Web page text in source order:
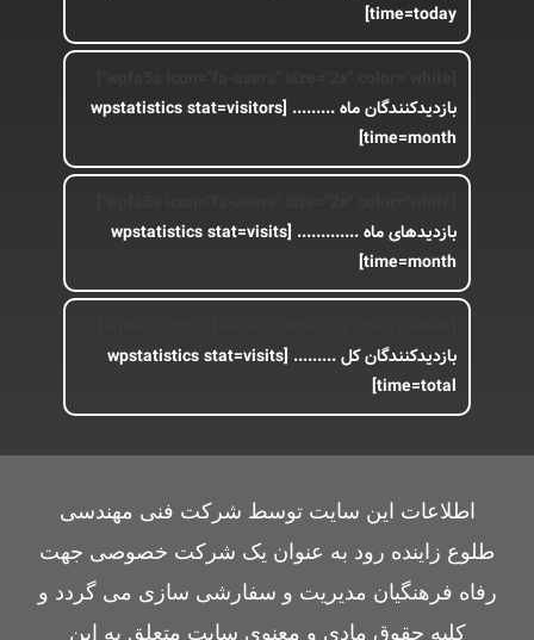
time=today]
بازدیدکنندگان ماه ......... [wpstatistics stat=visitors
time=month]
بازدیدهای ماه ............. [wpstatistics stat=visits
time=month]
بازدیدکنندگان کل ......... [wpstatistics stat=visits
time=total]
اطلاعات این سایت توسط شرکت فنی مهندسی
طلوع زاینده رود به عنوان یک شرکت خصوصی جهت
رفاه فرهنگیان مدیریت و سفارشی سازی می گردد و
کلیه حقوق مادی و معنوی سایت متعلق به این